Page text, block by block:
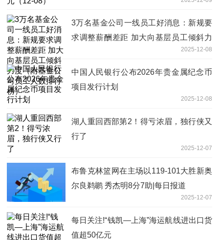
3万名基金公司一线员工好消息：新规要
求调整薪酬差距 加大向基层员工倾斜力
度（附基金公司员工人数排行榜）2025-12-08
中国人民银行公布2026年贵金属纪念币
项目发行计划
2025-12-08
湖人重回西部第2！得亏浓眉，独行侠又
行了
2025-12-07
布鲁克林篮网在主场以119-101大胜新奥
尔良鹈鹕 秀杰明8分7助|每日报道
2025-12-07
每日关注!“钱凯—上海”海运航线进出口货
值超50亿元